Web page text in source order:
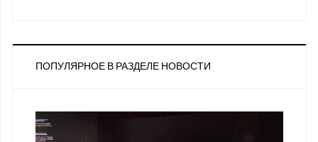
ПОПУЛЯРНОЕ В РАЗДЕЛЕ НОВОСТИ